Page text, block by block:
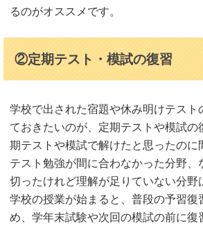
るのがオススメです。
②定期テスト・模試の復習
学校で出された宿題や休み明けテスト
ておきたいのが、定期テストや模試の
期テストや模試で解けたと思ったのに
テスト勉強が間に合わなかった分野、
切ったけれど理解が足りていない分野
学校の授業が始まると、普段の予習復
め、学年末試験や次回の模試の前に復